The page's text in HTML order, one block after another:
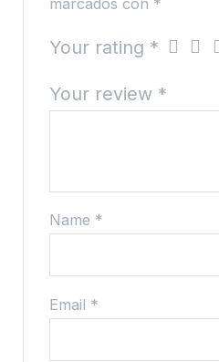
marcados con *
Your rating *
Your review *
Name *
Email *